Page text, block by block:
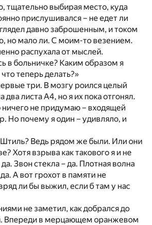
тщательно выбирая место, куда
прислушивался – не едет ли
давно заброшенным, и током
но мало ли. С моим-то везением.
распухала от мыслей.
в больничке? Каким образом я
теперь делать?»
три. В мозгу роился целый
два листа А4, но я их пока отгонял.
ничего не придумаю – входящей
Но почему я один – удивляло, и
Штиль? Ведь рядом же были. Или они
Хотя взрыва как такового я и не
Звон стекла – да. Плотная волна
А вот грохот в памяти не
ли бы выжил, если б там у нас
не заметил, как добрался до
Впереди в мерцающем оранжевом